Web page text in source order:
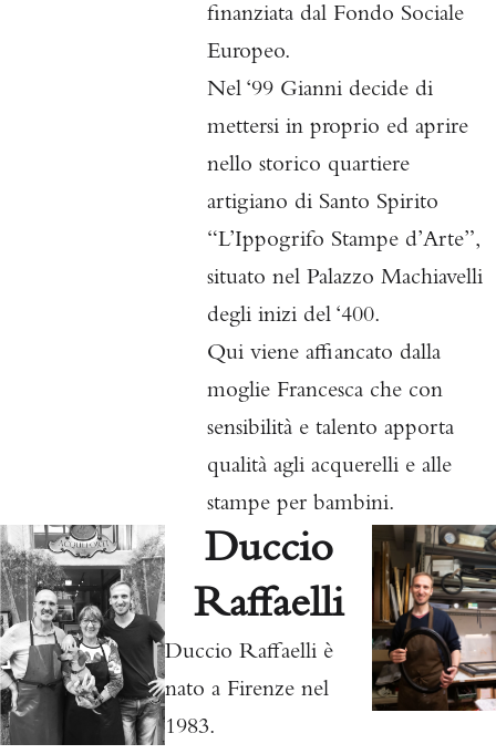
finanziata dal Fondo Sociale
Europeo.
Nel ‘99 Gianni decide di
mettersi in proprio ed aprire
nello storico quartiere
artigiano di Santo Spirito
“L’Ippogrifo Stampe d’Arte”,
situato nel Palazzo Machiavelli
degli inizi del ‘400.
Qui viene affiancato dalla
moglie Francesca che con
sensibilità e talento apporta
qualità agli acquerelli e alle
stampe per bambini.
Duccio
Raffaelli
Duccio Raffaelli è
nato a Firenze nel
1983.